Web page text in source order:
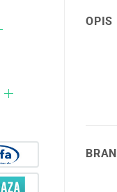
OPIS